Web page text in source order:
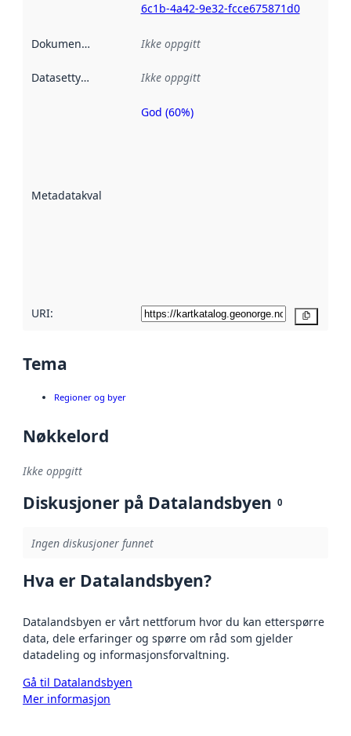
6c1b-4a42-9e32-fcce675871d0
Dokumentasjon Ikke oppgitt
Datasettype Ikke oppgitt
Metadatakvalitet
Metadatakvalitet
God (60%)
URI:
Tema
Regioner og byer
Nøkkelord
Ikke oppgitt
Diskusjoner på Datalandsbyen 0
Ingen diskusjoner funnet
Hva er Datalandsbyen?
Datalandsbyen er vårt nettforum hvor du kan etterspørre
data, dele erfaringer og spørre om råd som gjelder
datadeling og informasjonsforvaltning.
Gå til Datalandsbyen
Mer informasjon